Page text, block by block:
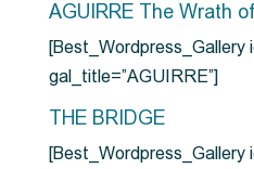
AGUIRRE The Wrath
[Best_Wordpress_Gallery
gal_title=”AGUIRRE”]
THE BRIDGE
[Best_Wordpress_Gallery